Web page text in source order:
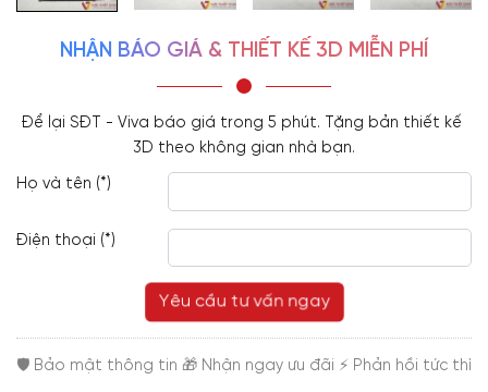
NHẬN BÁO GIÁ & THIẾT KẾ 3D MIỄN PHÍ
Để lại SĐT - Viva báo giá trong 5 phút. Tặng bản thiết kế
3D theo không gian nhà bạn.
Họ và tên (*)
Điện thoại (*)
Yêu cầu tư vấn ngay